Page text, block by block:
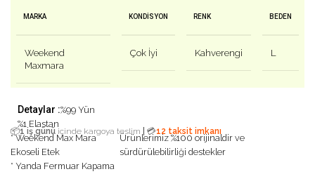
MARKA
Weekend
Maxmara
KONDISYON
Çok İyi
RENK
Kahverengi
BEDEN
L
Detaylar :%99 Yün
%1 Elastan
📦1 iş günü içinde kargoya teslim 💳12 taksit imkanı
* Weekend Max Mara
Ekoseli Etek
* Yanda Fermuar Kapama
Ürünlerimiz %100 orijinaldir ve
sürdürülebilirliği destekler